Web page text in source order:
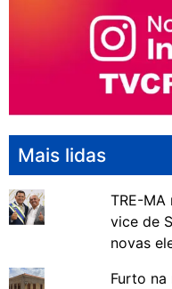
Mais lidas
TRE-
vice de
novas
Furto